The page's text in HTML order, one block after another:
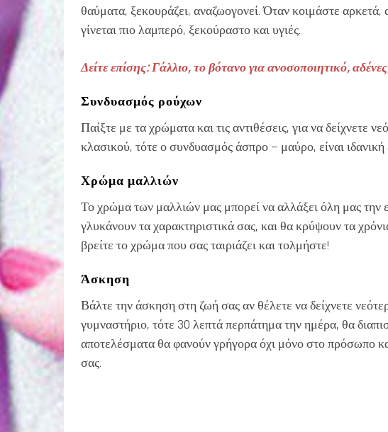
θαύματα, ξεκουράζει, αναζωογονεί. Όταν κοιμάστε αρκετά,
γίνεται πιο λαμπερό, ξεκούραστο και υγιές.
Δείτε επίσης: Γάλλιο, το βότανο για ανοσοποιητικό,
Συνδυασμός ρούχων
Παίξτε με τα χρώματα και τις αντιθέσεις, για να δείχνετε
κλασικού, τότε ο συνδυασμός άσπρο – μαύρο, είναι ιδανική
Χρώμα μαλλιών
Το χρώμα των μαλλιών μας μπορεί να αλλάξει όλη μας την
γλυκάνουν τα χαρακτηριστικά σας, και θα κρύψουν τα
βρείτε το χρώμα που σας ταιριάζει και τολμήστε!
Άσκηση
Βάλτε την άσκηση στη ζωή σας αν θέλετε να δείχνετε
γυμναστήριο, τότε 30 λεπτά περπάτημα την ημέρα, θα
αποτελέσματα θα φανούν γρήγορα όχι μόνο στο πρόσωπο
σας.